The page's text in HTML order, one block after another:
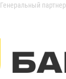
Генеральный партнер